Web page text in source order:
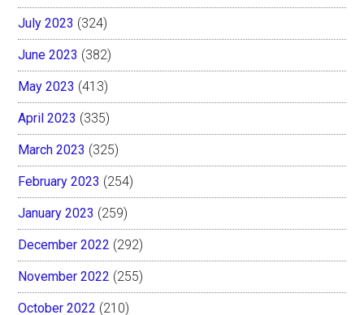
July 2023 (324)
June 2023 (382)
May 2023 (413)
April 2023 (335)
March 2023 (325)
February 2023 (254)
January 2023 (259)
December 2022 (292)
November 2022 (255)
October 2022 (210)